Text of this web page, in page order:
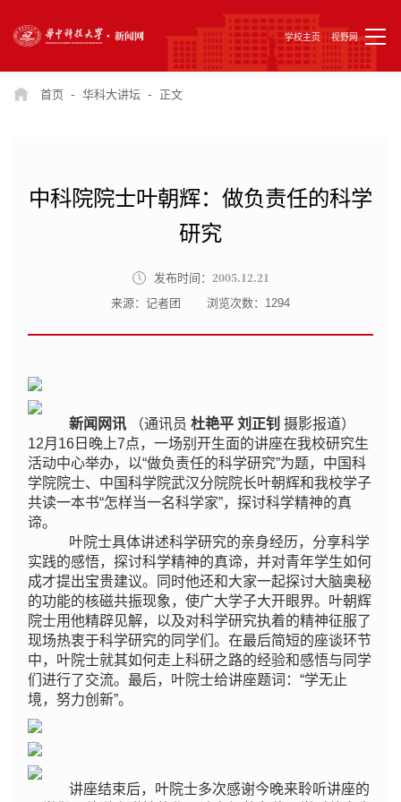
学校主页 视野网
首页 - 华科大讲坛 - 正文
中科院院士叶朝辉：做负责任的科学
研究
发布时间： 2005.12.21
来源：记者团 浏览次数： 1294
新闻网讯（通讯员 杜艳平 刘正钊 摄影报道）
12月16日晚上7点，一场别开生面的讲座在我校研究生
活动中心举办，以“做负责任的科学研究”为题，中国科
学院院士、中国科学院武汉分院院长叶朝辉和我校学子
共读一本书“怎样当一名科学家”，探讨科学精神的真
谛。
叶院士具体讲述科学研究的亲身经历，分享科学
实践的感悟，探讨科学精神的真谛，并对青年学生如何
成才提出宝贵建议。同时他还和大家一起探讨大脑奥秘
的功能的核磁共振现象，使广大学子大开眼界。叶朝辉
院士用他精辟见解，以及对科学研究执着的精神征服了
现场热衷于科学研究的同学们。在最后简短的座谈环节
中，叶院士就其如何走上科研之路的经验和感悟与同学
们进行了交流。最后，叶院士给讲座题词：“学无止
境，努力创新”。
讲座结束后，叶院士多次感谢今晚来聆听讲座的